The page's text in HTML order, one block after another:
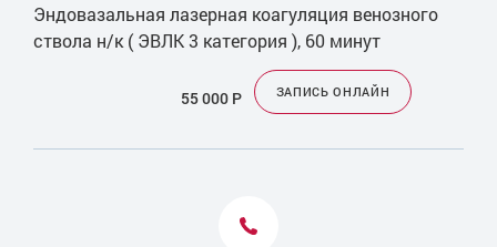
Эндовазальная лазерная коагуляция венозного
ствола н/к ( ЭВЛК 3 категория ), 60 минут
55 000 Р ЗАПИСЬ ОНЛАЙН